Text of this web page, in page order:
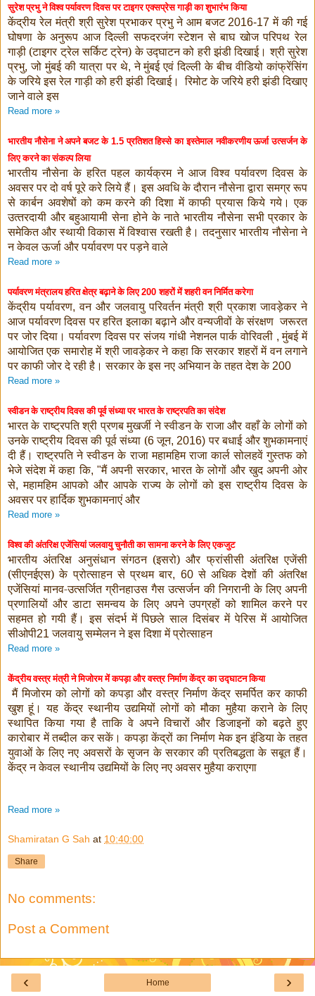
सुरेश प्रभु ने विश्‍व पर्यावरण दिवस पर टाइगर एक्‍सप्रेस गाड़ी का शुभारंभ किया
केंद्रीय रेल मंत्री श्री सुरेश प्रभाकर प्रभु ने आम बजट2016-17 में की गई
घोषणा के अनुरूप आज दिल्‍ली सफदरजंग स्‍टेशन से बाघ खोज परिपथ रेल
गाड़ी (टाइगर ट्रेल सर्किट ट्रेन) के उद्घाटन को हरी झंडी दिखाई। श्री सुरेश
प्रभु,जो मुंबई की यात्रा पर थे,ने मुंबई एवं दिल्‍ली के बीच वीडियो कांफ्रेंसिंग
के जरिये इस रेल गाड़ी को हरी झंडी दिखाई। रिमोट के जरिये हरी झंडी दिखाए
जाने वाले इस
Read more »
भारतीय नौसेना ने अपने बजट के 1.5प्रतिशत हिस्‍से का इस्‍तेमाल नवीकरणीय ऊर्जा उत्‍सर्जन के
लिए करने का संकल्‍प लिया
भारतीय नौसेना के हरित पहल कार्यक्रम ने आज विश्‍व पर्यावरण दिवस के
अवसर पर दो वर्ष पूरे करे लिये हैं। इस अवधि के दौरान नौसेना द्वारा समग्र रूप
से कार्बन अवशेषों को कम करने की दिशा में काफी प्रयास किये गये। एक
उत्‍तरदायी और बहुआयामी सेना होने के नाते भारतीय नौसेना सभी प्रकार के
समेकित और स्‍थायी विकास में विश्‍वास रखती है। तदनुसार भारतीय नौसेना ने
न केवल ऊर्जा और पर्यावरण पर पड़ने वाले
Read more »
पर्यावरण मंत्रालय हरित क्षेत्र बढ़ाने के लिए200शहरों में शहरी वन निर्मित करेगा
केंद्रीय पर्यावरण,वन और जलवायु परिवर्तन मंत्री श्री प्रकाश जावड़ेकर ने
आज पर्यावरण दिवस पर हरित इलाका बढ़ाने और वन्यजीवों के संरक्षण जरूरत
पर जोर दिया। पर्यावरण दिवस पर संजय गांधी नेशनल पार्क वोरिवली ,मुंबई में
आयोजित एक समारोह में श्री जावड़ेकर ने कहा कि सरकार शहरों में वन लगाने
पर काफी जोर दे रही है। सरकार के इस नए अभियान के तहत देश के 200
Read more »
स्वीडन के राष्ट्रीय दिवस की पूर्व संध्या पर भारत के राष्ट्रपति का संदेश
भारत के राष्ट्रपति श्री प्रणब मुखर्जी ने स्वीडन के राजा और वहाँ के लोगों को
उनके राष्ट्रीय दिवस की पूर्व संध्या (6जून, 2016)पर बधाई और शुभकामनाएं
दी हैं। राष्ट्रपति ने स्वीडन के राजा महामहिम राजा कार्ल सोलहवें गुस्तफ को
भेजे संदेश में कहा कि, "मैं अपनी सरकार,भारत के लोगों और खुद अपनी ओर
से,महामहिम आपको और आपके राज्य के लोगों को इस राष्ट्रीय दिवस के
अवसर पर हार्दिक शुभकामनाएं और
Read more »
विश्व की अंतरिक्ष एजेंसियां जलवायु चुनौती का सामना करने के लिए एकजुट
भारतीय अंतरिक्ष अनुसंधान संगठन (इसरो) और फ्रांसीसी अंतरिक्ष एजेंसी
(सीएनईएस) के प्रोत्साहन से प्रथम बार, 60से अधिक देशों की अंतरिक्ष
एजेंसियां मानव-उत्‍सर्जित ग्रीनहाउस गैस उत्सर्जन की निगरानी के लिए अपनी
प्रणालियों और डाटा समन्‍वय के लिए अपने उपग्रहों को शामिल करने पर
सहमत हो गयी हैं। इस संदर्भ में पिछले साल दिसंबर में पेरिस में आयोजित
सीओपी21 जलवायु सम्मेलन ने इस दिशा में प्रोत्‍साहन
Read more »
केंद्रीय वस्त्र मंत्री ने मिजोरम में कपड़ा और वस्त्र निर्माण केंद्र का उद्घाटन किया
मैं मिजोरम को लोगों को कपड़ा और वस्त्र निर्माण केंद्र समर्पित कर काफी
खुश हूं। यह केंद्र स्थानीय उद्यमियों लोगों को मौका मुहैया कराने के लिए
स्थापित किया गया है ताकि वे अपने विचारों और डिजाइनों को बढ़ते हुए
कारोबार में तब्दील कर सकें। कपड़ा केंद्रों का निर्माण मेक इन इंडिया के तहत
युवाओं के लिए नए अवसरों के सृजन के सरकार की प्रतिबद्धता के सबूत हैं।
केंद्र न केवल स्थानीय उद्यमियों के लिए नए अवसर मुहैया कराएगा
Read more »
Shamiratan G Sah at 10:40:00
Share
No comments:
Post a Comment
‹ ›
Home